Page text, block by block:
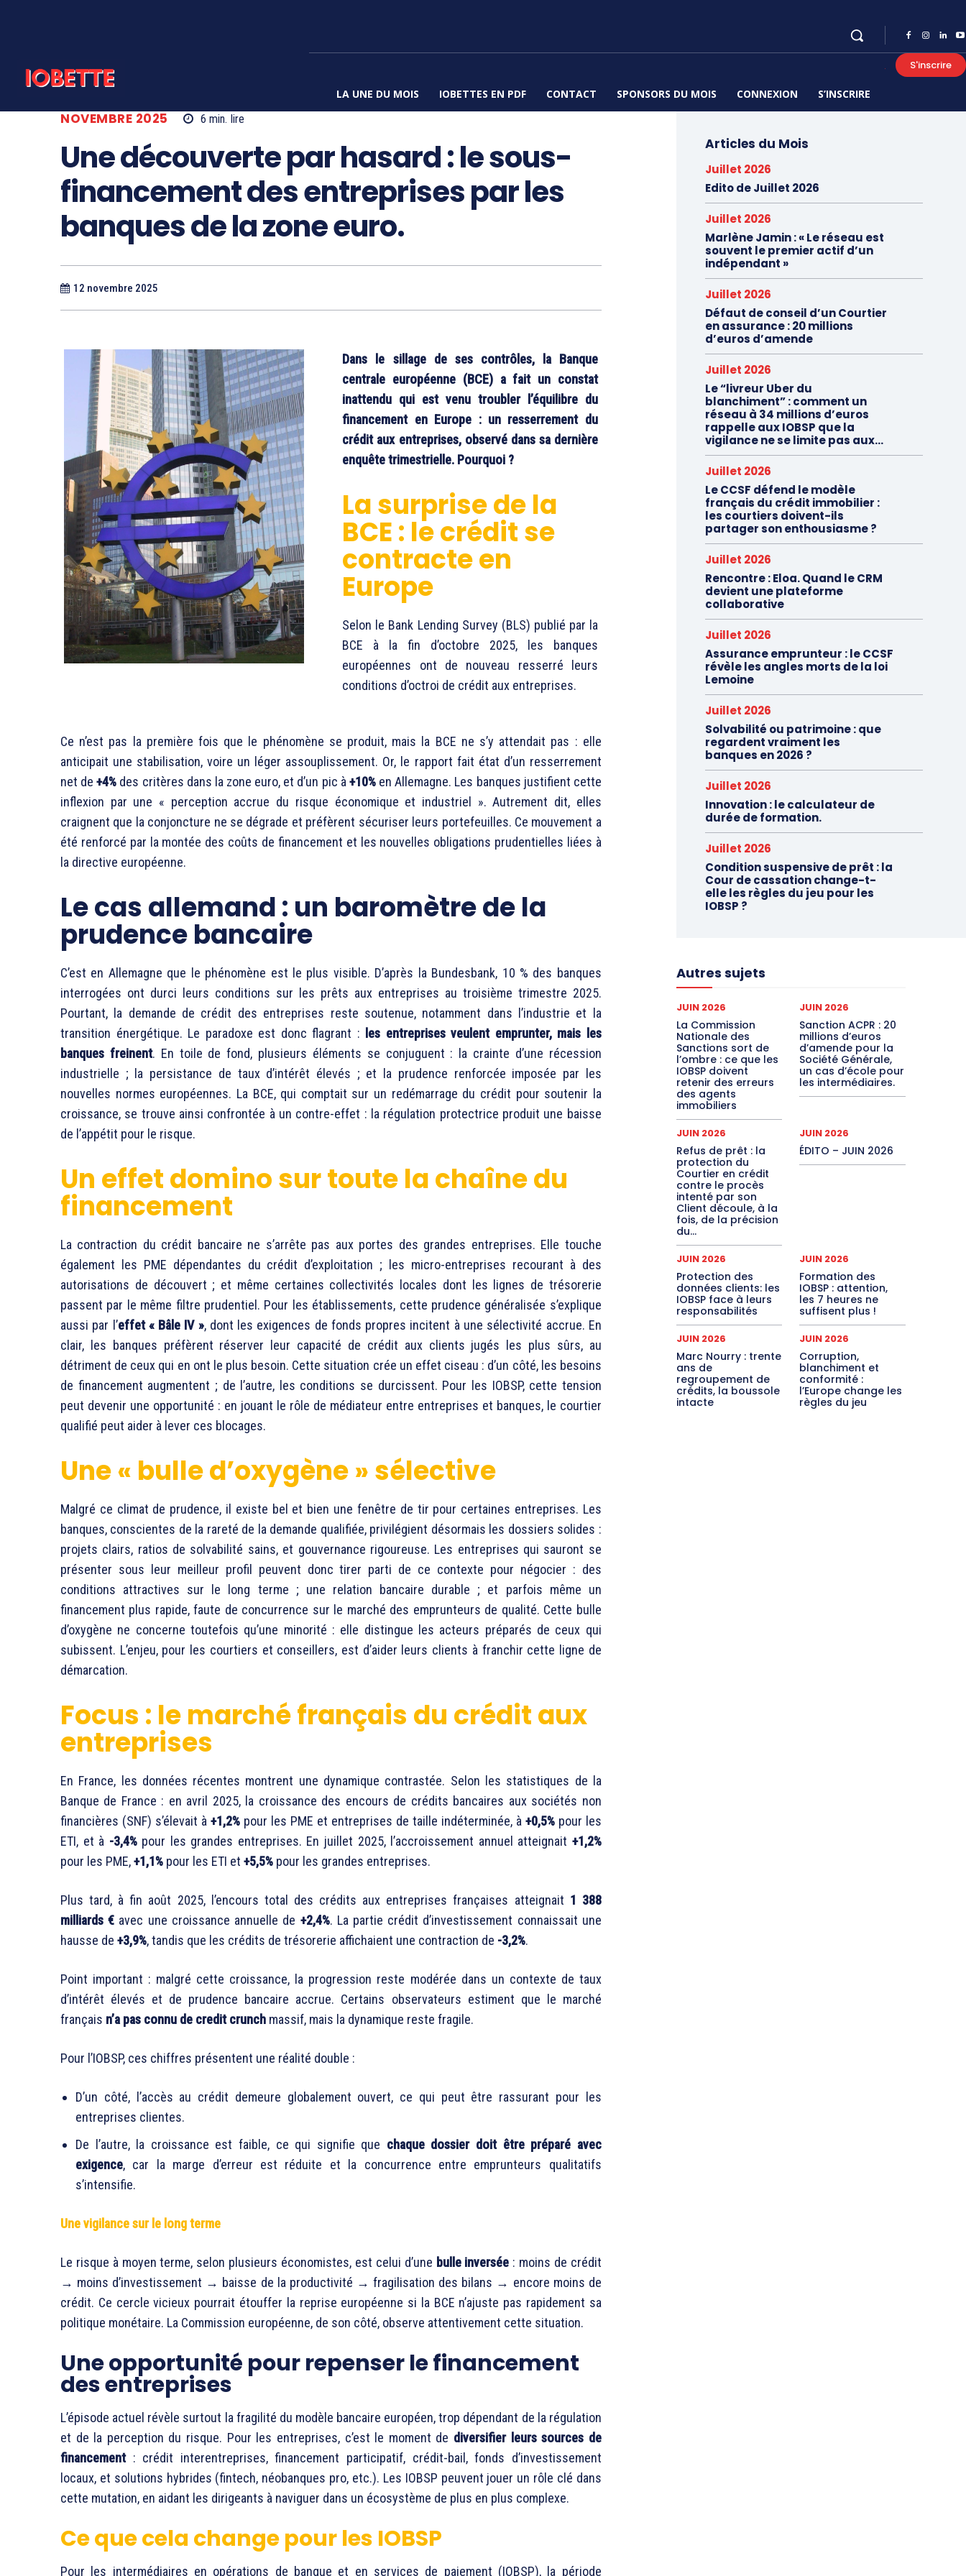
S'inscrire
LA UNE DU MOIS IOBETTES EN PDF CONTACT SPONSORS DU MOIS CONNEXION S’INSCRIRE
NOVEMBRE 2025 6 min. lire
Une découverte par hasard : le sous-
financement des entreprises par les
banques de la zone euro.
12 novembre 2025
Dans le sillage de ses contrôles, la Banque
centrale européenne (BCE) a fait un constat
inattendu qui est venu troubler l’équilibre du
financement en Europe : un resserrement du
crédit aux entreprises, observé dans sa dernière
enquête trimestrielle. Pourquoi ?
La surprise de la
BCE : le crédit se
contracte en
Europe
Selon le Bank Lending Survey (BLS) publié par la
BCE à la fin d’octobre 2025, les banques
européennes ont de nouveau resserré leurs
conditions d’octroi de crédit aux entreprises.
Ce n’est pas la première fois que le phénomène se produit, mais la BCE ne s’y attendait pas : elle
anticipait une stabilisation, voire un léger assouplissement. Or, le rapport fait état d’un resserrement
net de+4% des critères dans la zone euro, et d’un pic à +10%en Allemagne. Les banques justifient cette
inflexion par une « perception accrue du risque économique et industriel ». Autrement dit, elles
craignent que la conjoncture ne se dégrade et préfèrent sécuriser leurs portefeuilles. Ce mouvement a
été renforcé par la montée des coûts de financement et les nouvelles obligations prudentielles liées à
la directive européenne.
Le cas allemand : un baromètre de la
prudence bancaire
C’est en Allemagne que le phénomène est le plus visible. D’après la Bundesbank, 10 % des banques
interrogées ont durci leurs conditions sur les prêts aux entreprises au troisième trimestre 2025.
Pourtant, la demande de crédit des entreprises reste soutenue, notamment dans l’industrie et la
transition énergétique. Le paradoxe est donc flagrant :
les entreprises veulent emprunter, mais les
banques freinent. En toile de fond, plusieurs éléments se conjuguent : la crainte d’une récession
industrielle ; la persistance de taux d’intérêt élevés ; et la prudence renforcée imposée par les
nouvelles normes européennes. La BCE, qui comptait sur un redémarrage du crédit pour soutenir la
croissance, se trouve ainsi confrontée à un contre-effet : la régulation protectrice produit une baisse
de l’appétit pour le risque.
Un effet domino sur toute la chaîne du
financement
La contraction du crédit bancaire ne s’arrête pas aux portes des grandes entreprises. Elle touche
également les PME dépendantes du crédit d’exploitation ; les micro-entreprises recourant à des
autorisations de découvert ; et même certaines collectivités locales dont les lignes de trésorerie
passent par le même filtre prudentiel. Pour les établissements, cette prudence généralisée s’explique
aussi par l’effet « Bâle IV », dont les exigences de fonds propres incitent à une sélectivité accrue. En
clair, les banques préfèrent réserver leur capacité de crédit aux clients jugés les plus sûrs, au
détriment de ceux qui en ont le plus besoin. Cette situation crée un effet ciseau : d’un côté, les besoins
de financement augmentent ; de l’autre, les conditions se durcissent. Pour les IOBSP, cette tension
peut devenir une opportunité : en jouant le rôle de médiateur entre entreprises et banques, le courtier
qualifié peut aider à lever ces blocages.
Une « bulle d’oxygène » sélective
Malgré ce climat de prudence, il existe bel et bien une fenêtre de tir pour certaines entreprises. Les
banques, conscientes de la rareté de la demande qualifiée, privilégient désormais les dossiers solides :
projets clairs, ratios de solvabilité sains, et gouvernance rigoureuse. Les entreprises qui sauront se
présenter sous leur meilleur profil peuvent donc tirer parti de ce contexte pour négocier : des
conditions attractives sur le long terme ; une relation bancaire durable ; et parfois même un
financement plus rapide, faute de concurrence sur le marché des emprunteurs de qualité. Cette bulle
d’oxygène ne concerne toutefois qu’une minorité : elle distingue les acteurs préparés de ceux qui
subissent. L’enjeu, pour les courtiers et conseillers, est d’aider leurs clients à franchir cette ligne de
démarcation.
Focus : le marché français du crédit aux
entreprises
En France, les données récentes montrent une dynamique contrastée. Selon les statistiques de la
Banque de France : en avril 2025, la croissance des encours de crédits bancaires aux sociétés non
financières (SNF) s’élevait à +1,2%pour les PME et entreprises de taille indéterminée, à +0,5%pour les
ETI, et à -3,4%pour les grandes entreprises. En juillet 2025, l’accroissement annuel atteignait +1,2%
pour les PME,+1,1% pour les ETI et +5,5% pour les grandes entreprises.
Plus tard, à fin août 2025, l’encours total des crédits aux entreprises françaises atteignait 1 388
milliards € avec une croissance annuelle de +2,4%. La partie crédit d’investissement connaissait une
hausse de +3,9%, tandis que les crédits de trésorerie affichaient une contraction de -3,2%.
Point important : malgré cette croissance, la progression reste modérée dans un contexte de taux
d’intérêt élevés et de prudence bancaire accrue. Certains observateurs estiment que le marché
français n’a pas connu de credit crunch massif, mais la dynamique reste fragile.
Pour l’IOBSP, ces chiffres présentent une réalité double :
D’un côté, l’accès au crédit demeure globalement ouvert, ce qui peut être rassurant pour les
entreprises clientes.
De l’autre, la croissance est faible, ce qui signifie que chaque dossier doit être préparé avec
exigence, car la marge d’erreur est réduite et la concurrence entre emprunteurs qualitatifs
s’intensifie.
Une vigilance sur le long terme
Le risque à moyen terme, selon plusieurs économistes, est celui d’une bulle inversée : moins de crédit
→ moins d’investissement → baisse de la productivité → fragilisation des bilans → encore moins de
crédit. Ce cercle vicieux pourrait étouffer la reprise européenne si la BCE n’ajuste pas rapidement sa
politique monétaire. La Commission européenne, de son côté, observe attentivement cette situation.
Une opportunité pour repenser le financement
des entreprises
L’épisode actuel révèle surtout la fragilité du modèle bancaire européen, trop dépendant de la régulation
et de la perception du risque. Pour les entreprises, c’est le moment de diversifier leurs sources de
financement: crédit interentreprises, financement participatif, crédit-bail, fonds d’investissement
locaux, et solutions hybrides (fintech, néobanques pro, etc.). Les IOBSP peuvent jouer un rôle clé dans
cette mutation, en aidant les dirigeants à naviguer dans un écosystème de plus en plus complexe.
Ce que cela change pour les IOBSP
Pour les intermédiaires en opérations de banque et en services de paiement (IOBSP), la période
Articles du Mois
Juillet 2026
Edito de Juillet 2026
Juillet 2026
Marlène Jamin : « Le réseau est
souvent le premier actif d’un
indépendant »
Juillet 2026
Défaut de conseil d’un Courtier
en assurance : 20 millions
d’euros d’amende
Juillet 2026
Le “livreur Uber du
blanchiment” : comment un
réseau à 34 millions d’euros
rappelle aux IOBSP que la
vigilance ne se limite pas aux...
Juillet 2026
Le CCSF défend le modèle
français du crédit immobilier :
les courtiers doivent-ils
partager son enthousiasme ?
Juillet 2026
Rencontre : Eloa. Quand le CRM
devient une plateforme
collaborative
Juillet 2026
Assurance emprunteur : le CCSF
révèle les angles morts de la loi
Lemoine
Juillet 2026
Solvabilité ou patrimoine : que
regardent vraiment les
banques en 2026 ?
Juillet 2026
Innovation : le calculateur de
durée de formation.
Juillet 2026
Condition suspensive de prêt : la
Cour de cassation change-t-
elle les règles du jeu pour les
IOBSP ?
Autres sujets
JUIN 2026
La Commission
Nationale des
Sanctions sort de
l’ombre : ce que les
IOBSP doivent
retenir des erreurs
des agents
immobiliers
JUIN 2026
Sanction ACPR : 20
millions d’euros
d’amende pour la
Société Générale,
un cas d’école pour
les intermédiaires.
JUIN 2026
Refus de prêt : la
protection du
Courtier en crédit
contre le procès
intenté par son
Client découle, à la
fois, de la précision
du...
JUIN 2026
ÉDITO – JUIN 2026
JUIN 2026
Protection des
données clients: les
IOBSP face à leurs
responsabilités
JUIN 2026
Formation des
IOBSP : attention,
les 7 heures ne
suffisent plus !
JUIN 2026
Marc Nourry : trente
ans de
regroupement de
crédits, la boussole
intacte
JUIN 2026
Corruption,
blanchiment et
conformité :
l’Europe change les
règles du jeu